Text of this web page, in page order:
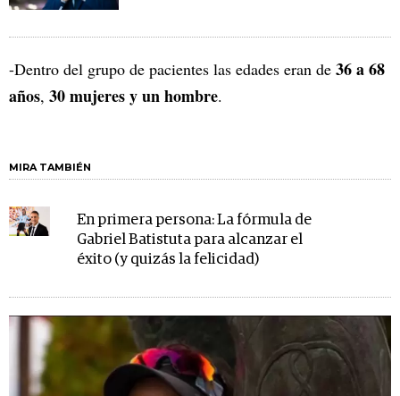
-Dentro del grupo de pacientes las edades eran de 36 a 68
años, 30 mujeres y un hombre.
MIRA TAMBIÉN
En primera persona: La fórmula de
Gabriel Batistuta para alcanzar el
éxito (y quizás la felicidad)